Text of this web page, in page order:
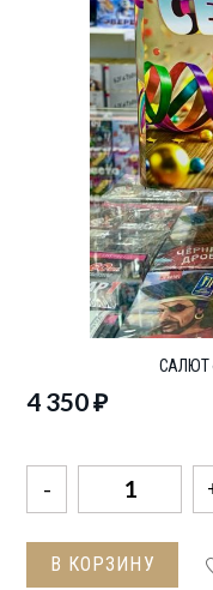
САЛЮТ
4 350₽
Количество
товара
Салют
"Серпантин"
В КОРЗИНУ